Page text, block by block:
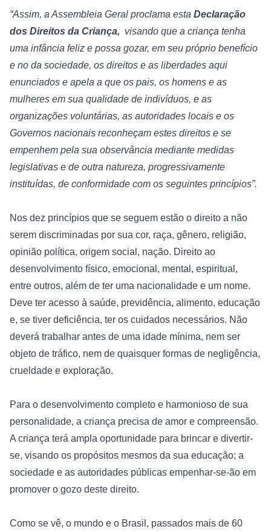
“Assim, a Assembleia Geral proclama esta Declaração
dos Direitos da Criança, visando que a criança tenha
uma infância feliz e possa gozar, em seu próprio benefício
e no da sociedade, os direitos e as liberdades aqui
enunciados e apela a que os pais, os homens e as
mulheres em sua qualidade de indivíduos, e as
organizações voluntárias, as autoridades locais e os
Governos nacionais reconheçam estes direitos e se
empenhem pela sua observância mediante medidas
legislativas e de outra natureza, progressivamente
instituídas, de conformidade com os seguintes princípios”.
Nos dez princípios que se seguem estão o direito a não
serem discriminadas por sua cor, raça, gênero, religião,
opinião política, origem social, nação. Direito ao
desenvolvimento físico, emocional, mental, espiritual,
entre outros, além de ter uma nacionalidade e um nome.
Deve ter acesso à saúde, previdência, alimento, educação
e, se tiver deficiência, ter os cuidados necessários. Não
deverá trabalhar antes de uma idade mínima, nem ser
objeto de tráfico, nem de quaisquer formas de negligência,
crueldade e exploração.
Para o desenvolvimento completo e harmonioso de sua
personalidade, a criança precisa de amor e compreensão.
A criança terá ampla oportunidade para brincar e divertir-
se, visando os propósitos mesmos da sua educação; a
sociedade e as autoridades públicas empenhar-se-ão em
promover o gozo deste direito.
Como se vê, o mundo e o Brasil, passados mais de 60